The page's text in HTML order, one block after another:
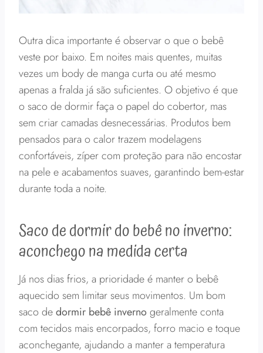
Outra dica importante é observar o que o bebê
veste por baixo. Em noites mais quentes, muitas
vezes um body de manga curta ou até mesmo
apenas a fralda já são suficientes. O objetivo é que
o saco de dormir faça o papel do cobertor, mas
sem criar camadas desnecessárias. Produtos bem
pensados para o calor trazem modelagens
confortáveis, zíper com proteção para não encostar
na pele e acabamentos suaves, garantindo bem-estar
durante toda a noite.
Saco de dormir do bebê no inverno:
aconchego na medida certa
Já nos dias frios, a prioridade é manter o bebê
aquecido sem limitar seus movimentos. Um bom
saco dedormir bebê invernogeralmente conta
com tecidos mais encorpados, forro macio e toque
aconchegante, ajudando a manter a temperatura